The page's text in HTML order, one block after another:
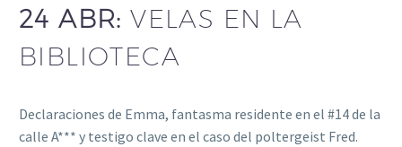
24 ABR:VELAS EN LA
BIBLIOTECA
Declaraciones de Emma, fantasma residente en el #14 de la
calle A*** y testigo clave en el caso del poltergeist Fred.